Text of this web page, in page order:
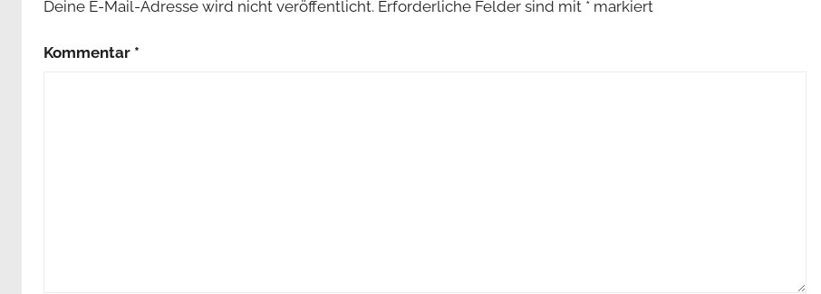
Deine E-Mail-Adresse wird nicht veröffentlicht. Erforderliche Felder sind mit * markiert
Kommentar *